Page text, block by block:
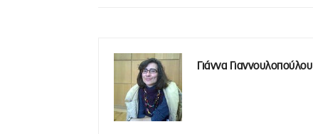
Γιάννα Γιαννουλοπούλου